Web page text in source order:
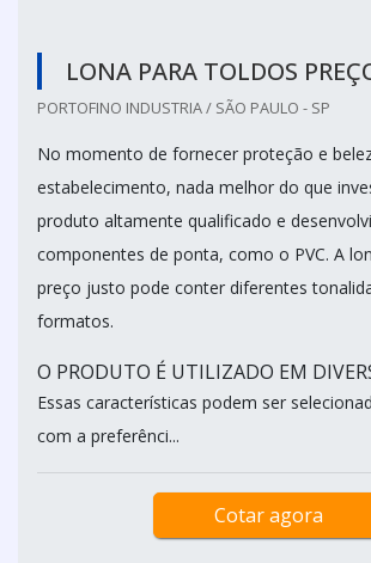
LONA PARA TOLDOS
PORTOFINO INDUSTRIA / SÃO PAULO - SP
No momento de fornecer proteção e
estabelecimento, nada melhor do que
produto altamente qualificado e
componentes de ponta, como o PVC. A
preço justo pode conter diferentes
formatos.
O PRODUTO É UTILIZADO EM
Essas características podem ser
com a preferênci...
Cotar agora